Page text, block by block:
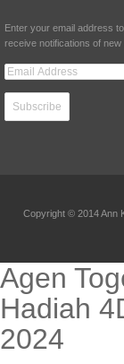
Enter your email address
receive notifications of new
Copyright © 2014 Ann
Agen
Hadiah
2024